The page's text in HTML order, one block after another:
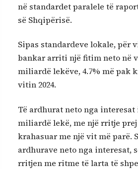
në standardet paralele të
së Shqipërisë.
Sipas standardeve lokale, për
bankar arriti një fitim neto në
miliardë lekëve, 4.7% më pak
vitin 2024.
Të ardhurat neto nga interesat
miliardë lekë, me një rritje prej
krahasuar me një vit më parë.
ardhurave neto nga interesat,
rritjen me ritme të larta të